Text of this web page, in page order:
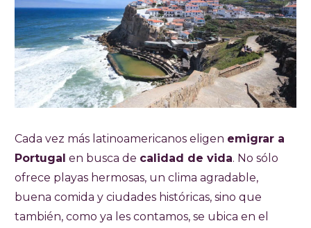
Cada vez más latinoamericanos eligen emigrar a
Portugal en busca de calidad de vida. No sólo
ofrece playas hermosas, un clima agradable,
buena comida y ciudades históricas, sino que
también, como ya les contamos, se ubica en el